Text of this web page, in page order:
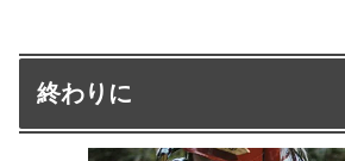
終わりに